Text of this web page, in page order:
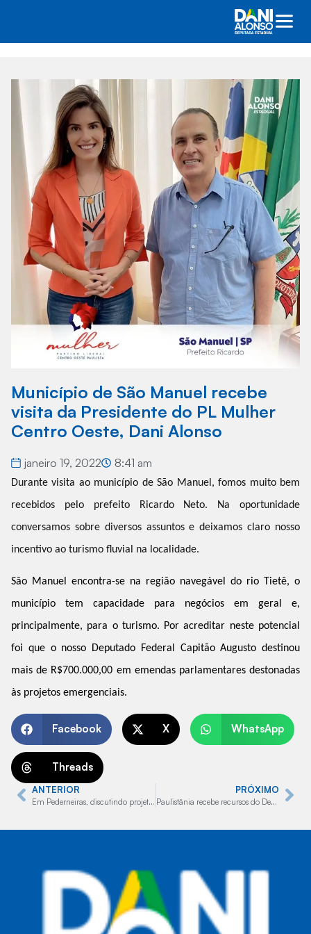
Município de São Manuel recebe
visita da Presidente do PL Mulher
Centro Oeste, Dani Alonso
janeiro 19, 2022 8:41 am
Durante visita ao município de São Manuel, fomos muito bem
recebidos pelo prefeito Ricardo Neto. Na oportunidade
conversamos sobre diversos assuntos e deixamos claro nosso
incentivo ao turismo fluvial na localidade.
São Manuel encontra-se na região navegável do rio Tietê, o
município tem capacidade para negócios em geral e,
principalmente, para o turismo. Por acreditar neste potencial
foi que o nosso Deputado Federal Capitão Augusto destinou
mais de R$700.000,00 em emendas parlamentares destonadas
às projetos emergenciais.
Facebook X WhatsApp
Threads
ANTERIOR
Em Pederneiras, discutindo projetos importantes de desenvolvimento e infraestrutura para o município
PRÓXIMO
Paulistânia recebe recursos do Deputado Federal do PL, Capitão Augusto, através do trabalho de Dani Alonso